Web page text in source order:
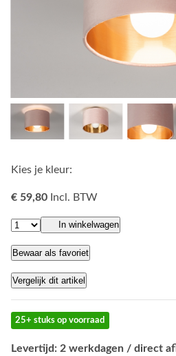
Kies je kleur:
€ 59,80 Incl. BTW
In winkelwagen
Bewaar als favoriet
Vergelijk dit artikel
25+ stuks op voorraad
Levertijd: 2 werkdagen / direct